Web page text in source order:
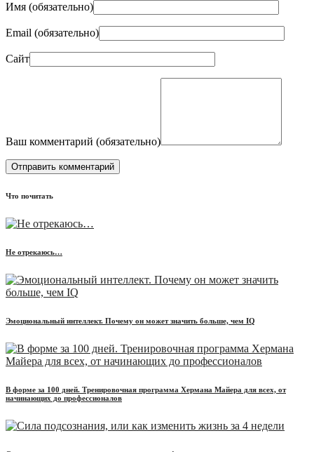
Имя (обязательно)
Email (обязательно)
Сайт
Ваш комментарий (обязательно)
Что почитать
Не отрекаюсь…
Эмоциональный интеллект. Почему он может значить больше, чем IQ
В форме за 100 дней. Тренировочная программа Хермана Майера для всех, от
начинающих до профессионалов